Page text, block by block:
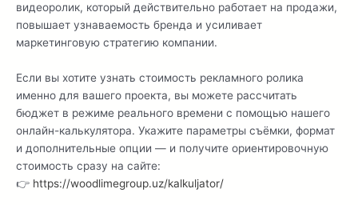
видеоролик, который действительно работает на продажи,
повышает узнаваемость бренда и усиливает
маркетинговую стратегию компании.
Если вы хотите узнать стоимость рекламного ролика
именно для вашего проекта, вы можете рассчитать
бюджет в режиме реального времени с помощью нашего
онлайн-калькулятора. Укажите параметры съёмки, формат
и дополнительные опции — и получите ориентировочную
стоимость сразу на сайте:
👉 https://woodlimegroup.uz/kalkuljator/